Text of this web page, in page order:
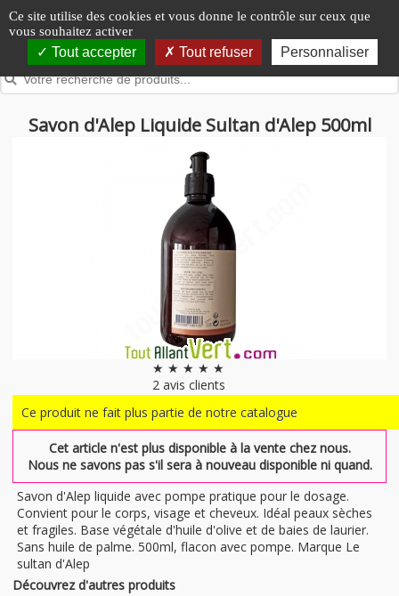
Panneau de gestion des cookies
Ce site utilise des cookies et vous donne le contrôle sur ceux que
vous souhaitez activer
Tout accepter Tout refuser Personnaliser
Savon d'Alep Liquide Sultan d'Alep 500ml
★ ★ ★ ★ ★
2 avis clients
Ce produit ne fait plus partie de notre catalogue
Cet article n'est plus disponible à la vente chez nous.
Nous ne savons pas s'il sera à nouveau disponible ni quand.
Savon d'Alep liquide avec pompe pratique pour le dosage.
Convient pour le corps, visage et cheveux. Idéal peaux sèches
et fragiles. Base végétale d'huile d'olive et de baies de laurier.
Sans huile de palme. 500ml, flacon avec pompe. Marque Le
sultan d'Alep
Découvrez d'autres produits